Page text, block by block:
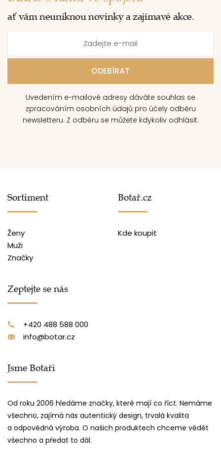
ať vám neuniknou novinky a zajímavé akce.
Uvedením e-mailové adresy dáváte souhlas se
zpracováním osobních údajů pro účely odběru
newsletteru. Z odběru se můžete kdykoliv odhlásit.
Sortiment
Ženy
Muži
Značky
Botař.cz
Kde koupit
Zeptejte se nás
+420 488 588 000
info@botar.cz
Jsme Botaři
Od roku 2006 hledáme značky, které mají co říct. Nemáme
všechno, zajímá nás autentický design, trvalá kvalita
a odpovědná výroba. O našich produktech chceme vědět
všechno a předat to dál.